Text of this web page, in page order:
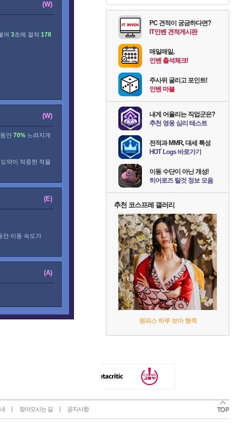
(W)
여 3초에 걸쳐 178
(W)
안 70% 느려지게
약이 적중한 적을
(E)
안 이동 속도가
(A)
PC 견적이 궁금하다면?
IT인벤 견적게시판
매일매일,
인벤 출석체크!
주사위 굴리고 포인트!
인벤 마블
내게 어울리는 직업군은?
추천 영웅 심리 테스트
전적과 MMR, 대세 특성
HOT Logs 바로가기
이동 수단이 아닌 개성!
히어로즈 탈것 정보 모음
추천 코스프레 갤러리
원피스 하루 보아 행콕
찾아오시는 길 공지사항